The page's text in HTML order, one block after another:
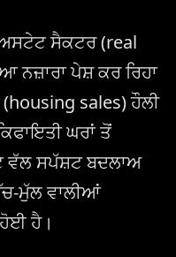
ਸੈਕਟਰ (real
ਨਜ਼ਾਰਾ ਪੇਸ਼ ਕਰ ਰਿਹਾ
sales) ਹੌਲੀ
ਘਰਾਂ ਤੋਂ
ਵੱਲ ਸਪੱਸ਼ਟ ਬਦਲਾਅ
ਮੁੱਲ ਵਾਲੀਆਂ
ਹੈ।